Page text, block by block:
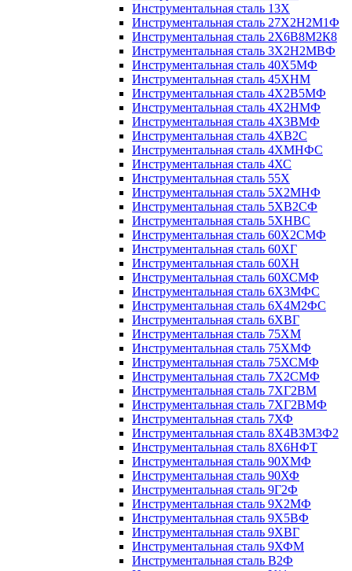
Инструментальная сталь 13Х
Инструментальная сталь 27Х2Н2М1Ф
Инструментальная сталь 2Х6В8М2К8
Инструментальная сталь 3Х2Н2МВФ
Инструментальная сталь 40Х5МФ
Инструментальная сталь 45ХНМ
Инструментальная сталь 4Х2В5МФ
Инструментальная сталь 4Х2НМФ
Инструментальная сталь 4Х3ВМФ
Инструментальная сталь 4ХВ2С
Инструментальная сталь 4ХМНФС
Инструментальная сталь 4ХС
Инструментальная сталь 55Х
Инструментальная сталь 5Х2МНФ
Инструментальная сталь 5ХВ2СФ
Инструментальная сталь 5ХНВС
Инструментальная сталь 60Х2СМФ
Инструментальная сталь 60ХГ
Инструментальная сталь 60ХН
Инструментальная сталь 60ХСМФ
Инструментальная сталь 6Х3МФС
Инструментальная сталь 6Х4М2ФС
Инструментальная сталь 6ХВГ
Инструментальная сталь 75ХМ
Инструментальная сталь 75ХМФ
Инструментальная сталь 75ХСМФ
Инструментальная сталь 7Х2СМФ
Инструментальная сталь 7ХГ2ВМ
Инструментальная сталь 7ХГ2ВМФ
Инструментальная сталь 7ХФ
Инструментальная сталь 8Х4В3М3Ф2
Инструментальная сталь 8Х6НФТ
Инструментальная сталь 90ХМФ
Инструментальная сталь 90ХФ
Инструментальная сталь 9Г2Ф
Инструментальная сталь 9Х2МФ
Инструментальная сталь 9Х5ВФ
Инструментальная сталь 9ХВГ
Инструментальная сталь 9ХФМ
Инструментальная сталь В2Ф